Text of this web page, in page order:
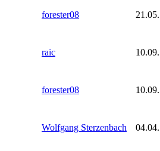
forester08
raic
forester08
Wolfgang Sterzenbach